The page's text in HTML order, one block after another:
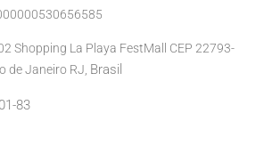
Shopping La Playa FestMall CEP 22793-
de Janeiro RJ, Brasil
83